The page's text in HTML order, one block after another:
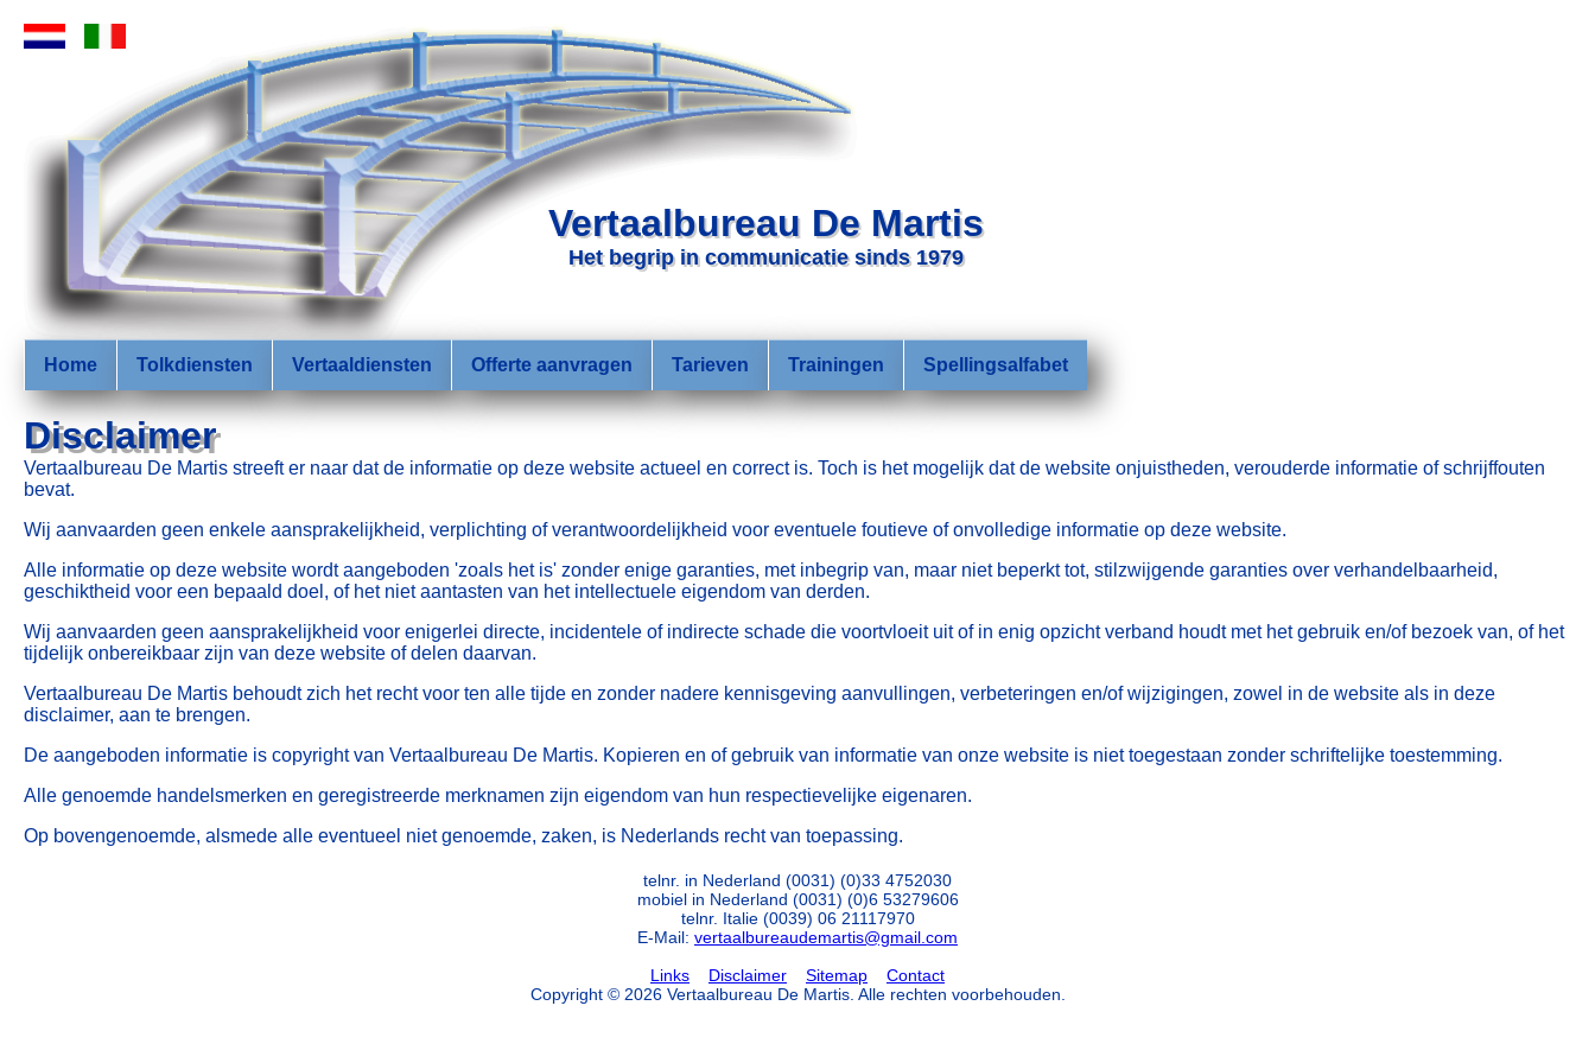
Vertaalbureau De Martis
Het begrip in communicatie sinds 1979
Home Tolkdiensten Vertaaldiensten Offerte aanvragen Tarieven Trainingen Spellingsalfabet
Disclaimer
Vertaalbureau De Martis streeft er naar dat de informatie op deze website actueel en correct is. Toch is het mogelijk dat de website onjuistheden, verouderde informatie of schrijffouten
bevat.
Wij aanvaarden geen enkele aansprakelijkheid, verplichting of verantwoordelijkheid voor eventuele foutieve of onvolledige informatie op deze website.
Alle informatie op deze website wordt aangeboden 'zoals het is' zonder enige garanties, met inbegrip van, maar niet beperkt tot, stilzwijgende garanties over verhandelbaarheid,
geschiktheid voor een bepaald doel, of het niet aantasten van het intellectuele eigendom van derden.
Wij aanvaarden geen aansprakelijkheid voor enigerlei directe, incidentele of indirecte schade die voortvloeit uit of in enig opzicht verband houdt met het gebruik en/of bezoek van, of het
tijdelijk onbereikbaar zijn van deze website of delen daarvan.
Vertaalbureau De Martis behoudt zich het recht voor ten alle tijde en zonder nadere kennisgeving aanvullingen, verbeteringen en/of wijzigingen, zowel in de website als in deze
disclaimer, aan te brengen.
De aangeboden informatie is copyright van Vertaalbureau De Martis. Kopieren en of gebruik van informatie van onze website is niet toegestaan zonder schriftelijke toestemming.
Alle genoemde handelsmerken en geregistreerde merknamen zijn eigendom van hun respectievelijke eigenaren.
Op bovengenoemde, alsmede alle eventueel niet genoemde, zaken, is Nederlands recht van toepassing.
telnr. in Nederland (0031) (0)33 4752030
mobiel in Nederland (0031) (0)6 53279606
telnr. Italie (0039) 06 21117970
E-Mail: vertaalbureaudemartis@gmail.com
Links
Disclaimer Sitemap
Contact
Copyright © 2026 Vertaalbureau De Martis. Alle rechten voorbehouden.